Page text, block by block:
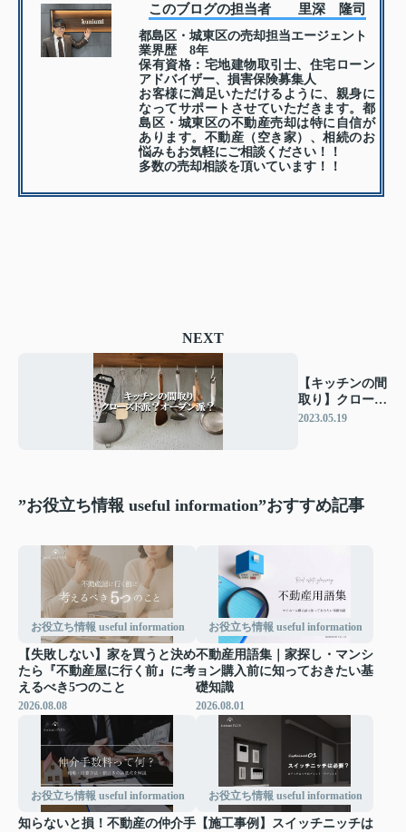
このブログの担当者 里深 隆司
都島区・城東区の売却担当エージェント
業界歴 8年
保有資格：宅地建物取引士、住宅ローン
アドバイザー、損害保険募集人
お客様に満足いただけるように、親身に
なってサポートさせていただきます。都
島区・城東区の不動産売却は特に自信が
あります。不動産（空き家）、相続のお
悩みもお気軽にご相談ください！！
多数の売却相談を頂いています！！
NEXT
【キッチンの間
取り】クローズ
ド派？オープン
2023.05.19
”お役立ち情報 useful information”おすすめ記事
お役立ち情報 useful information
【失敗しない】家を買うと決め
たら『不動産屋に行く前』に考
えるべき5つのこと
2026.08.08
お役立ち情報 useful information
不動産用語集｜家探し・マンシ
ョン購入前に知っておきたい基
礎知識
2026.08.01
お役立ち情報 useful information
知らないと損！不動産の仲介手
お役立ち情報 useful information
【施工事例】スイッチニッチは